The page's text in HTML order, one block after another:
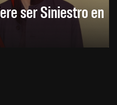
ser Siniestro en